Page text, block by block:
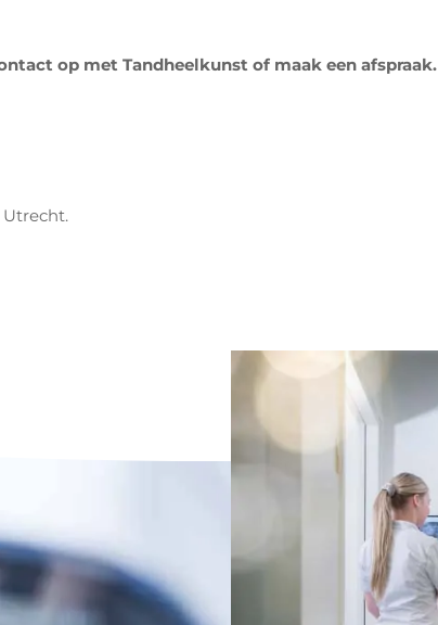
op met Tandheelkunst of maak een afspraak.